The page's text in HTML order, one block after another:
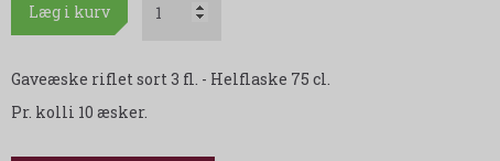
Læg i kurv
Gaveæske riflet sort 3 fl. - Helflaske 75 cl.
Pr. kolli 10 æsker.